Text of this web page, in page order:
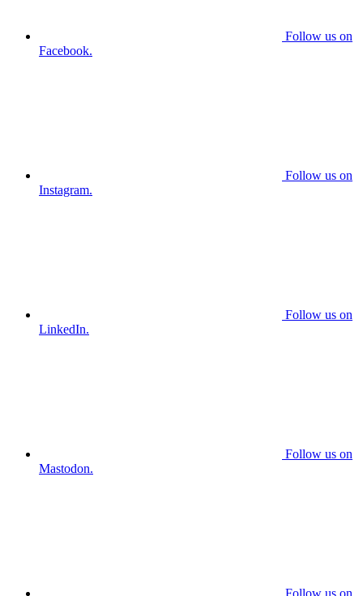
Follow us on
Facebook.
Follow us on
Instagram.
Follow us on
LinkedIn.
Follow us on
Mastodon.